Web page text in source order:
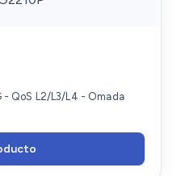
- QoS L2/L3/L4 - Omada